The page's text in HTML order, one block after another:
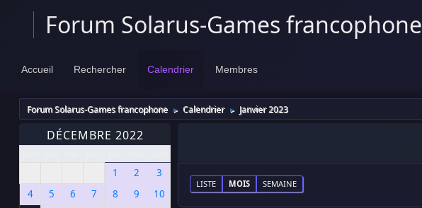
Forum Solarus-Games francophone
Accueil Rechercher Calendrier Membres
Forum Solarus-Games francophone ► Calendrier ► Janvier 2023
DÉCEMBRE 2022
1 2
3
4
5 6 7 8 9
10
LISTE MOIS SEMAINE